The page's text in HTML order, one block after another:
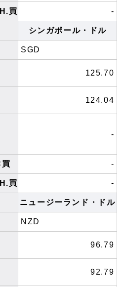
買 -
シンガポール・ドル
SGD
125.70
124.04
-
-
買 -
ニュージーランド・ドル
NZD
96.79
92.79